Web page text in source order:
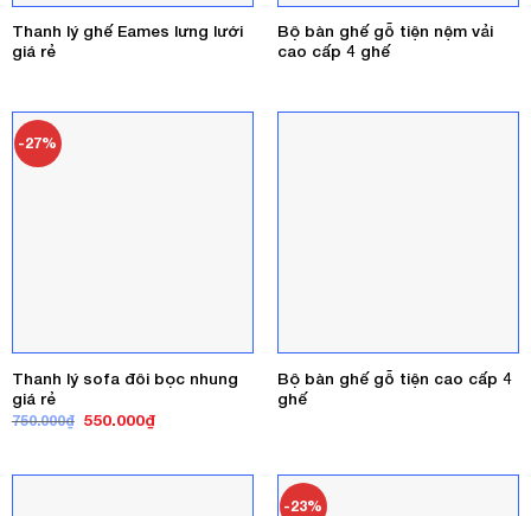
Thanh lý ghế Eames lưng lưới
giá rẻ
Bộ bàn ghế gỗ tiện nệm vải
cao cấp 4 ghế
-27%
Thanh lý sofa đôi bọc nhung
giá rẻ
750.000₫ Giá
550.000₫Giá
550.000₫.
Bộ bàn ghế gỗ tiện cao cấp 4
ghế
-23%